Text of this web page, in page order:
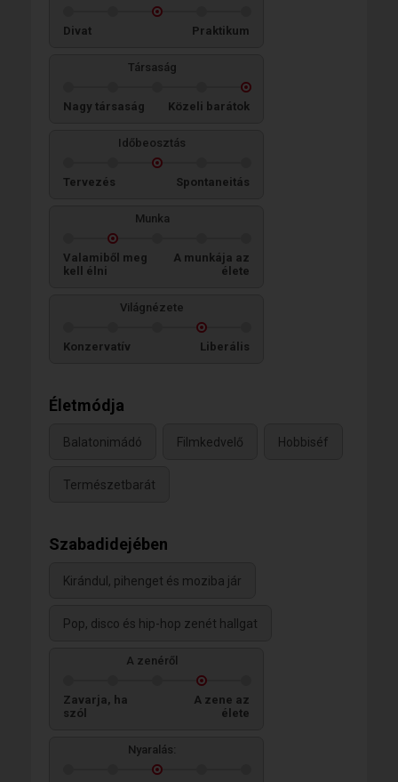
Divat Praktikum
Társaság
Nagy társaság Közeli barátok
Időbeosztás
Tervezés Spontaneitás
Munka
Valamiből meg
kell élni
A munkája az
élete
Világnézete
Konzervatív Liberális
Életmódja
Balatonimádó Filmkedvelő Hobbiséf
Természetbarát
Szabadidejében
Kirándul, pihenget és moziba jár
Pop, disco és hip-hop zenét hallgat
A zenéről
Zavarja, ha
szól
A zene az
élete
Nyaralás: